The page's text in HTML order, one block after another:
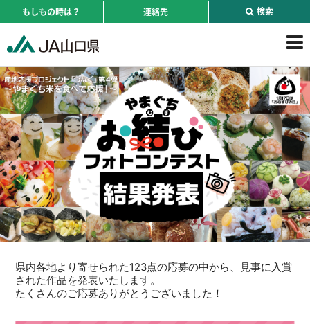
もしもの時は？ 連絡先 検索
県内各地より寄せられた123点の応募の中から、見事に入賞
された作品を発表いたします。
たくさんのご応募ありがとうございました！